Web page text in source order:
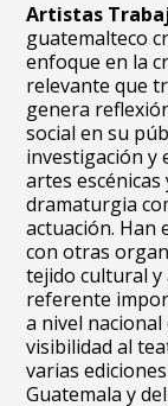
Artistas
guatemalteco
enfoque en la
relevante que
genera
social en su
investigación y
artes
dramaturgia
actuación. Han
con otras
tejido cultural y
referente
a nivel
visibilidad al
varias
Guatemala y